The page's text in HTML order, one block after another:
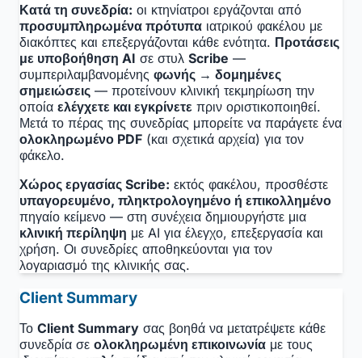
Κατά τη συνεδρία: οι κτηνίατροι εργάζονται από
προσυμπληρωμένα πρότυπα ιατρικού φακέλου με
διακόπτες και επεξεργάζονται κάθε ενότητα. Προτάσεις
με υποβοήθηση AI σε στυλ Scribe —
συμπεριλαμβανομένης φωνής → δομημένες
σημειώσεις — προτείνουν κλινική τεκμηρίωση την
οποία ελέγχετε και εγκρίνετε πριν οριστικοποιηθεί.
Μετά το πέρας της συνεδρίας μπορείτε να παράγετε ένα
ολοκληρωμένο PDF (και σχετικά αρχεία) για τον
φάκελο.
Χώρος εργασίας Scribe: εκτός φακέλου, προσθέστε
υπαγορευμένο, πληκτρολογημένο ή επικολλημένο
πηγαίο κείμενο — στη συνέχεια δημιουργήστε μια
κλινική περίληψη με AI για έλεγχο, επεξεργασία και
χρήση. Οι συνεδρίες αποθηκεύονται για τον
λογαριασμό της κλινικής σας.
Client Summary
Το Client Summary σας βοηθά να μετατρέψετε κάθε
συνεδρία σε ολοκληρωμένη επικοινωνία με τους